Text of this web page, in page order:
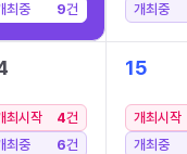
최중
9건
개최중
최시작 4건
최중
6건
15
개최시작
개최중